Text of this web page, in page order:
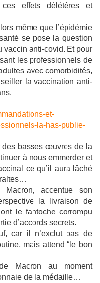
effets délétères et
même que l’épidémie
se pose la question
vaccin anti-covid. Et pour
les professionnels de
avec comorbidités,
la vaccination anti-
et-
la-has-publie-
des basses œuvres de la
à nous emmerder et
ce qu’il aura lâché
accentue son
la livraison de
le fantoche corrompu
d’accords secrets.
car il n’exclut pas de
mais attend “le bon
Macron au moment
de la médaille…